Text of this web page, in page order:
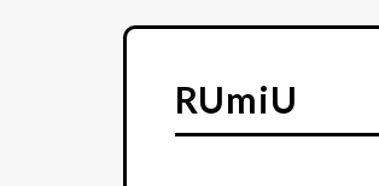
RUmiU